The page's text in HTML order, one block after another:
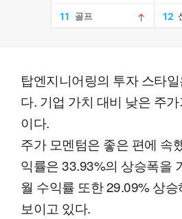
탑엔지니어링의 투자 스타
다. 기업 가치 대비 낮은 주
이다.
주가 모멘텀은 좋은 편에 속
익률은 33.93%의 상승폭을
월 수익률 또한 29.09% 상
보이고 있다.